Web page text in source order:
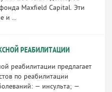
Maxfield Capital. Эти
и ...
РЕАБИЛИТАЦИИ
реабилитации предлагает
по реабилитации
— инсульта; —